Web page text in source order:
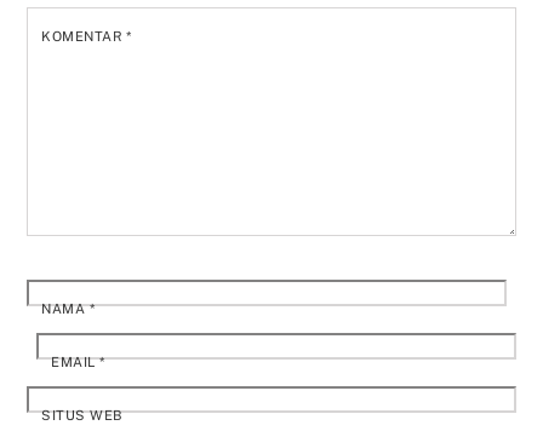
KOMENTAR*
NAMA*
EMAIL*
SITUS WEB